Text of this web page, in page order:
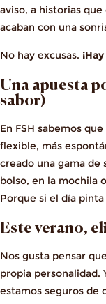
aviso, a historias
acaban con una
No hay excusas.
Una apuesta
sabor)
En FSH sabemos
flexible, más
creado una gama de
bolso, en la mochila
Porque si el día
Este verano,
Nos gusta pensar
propia personalidad.
estamos seguros de